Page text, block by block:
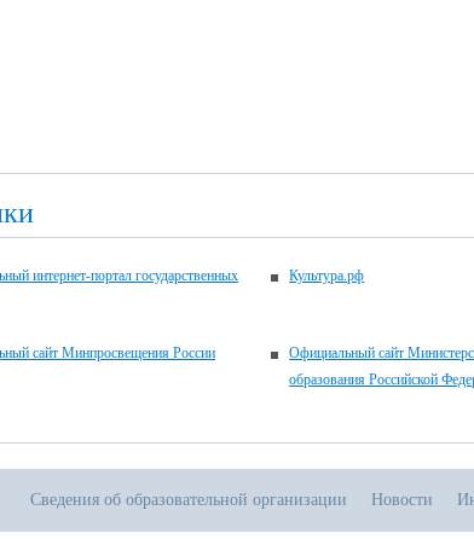
интернет-портал государственных
Культура.рф
сайт Минпросвещения России
Официальный сайт
образования Российской
Сведения об образовательной организации Новости